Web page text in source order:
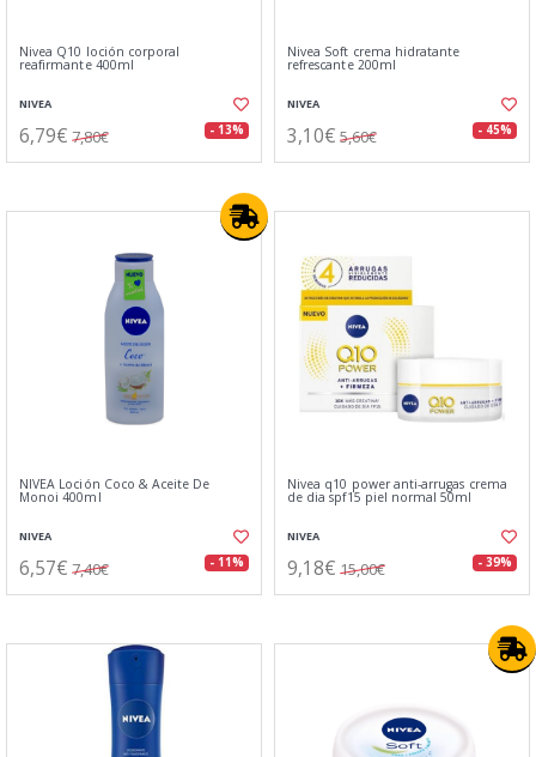
Nivea Q10 loción corporal
reafirmante 400ml
NIVEA
6,79€ 7,80€ - 13%
Nivea Soft crema hidratante
refrescante 200ml
NIVEA
3,10€ 5,60€ - 45%
NIVEA Loción Coco & Aceite De
Monoi 400ml
NIVEA
6,57€ 7,40€ - 11%
Nivea q10 power anti-arrugas crema
de dia spf15 piel normal 50ml
NIVEA
9,18€ 15,00€ - 39%